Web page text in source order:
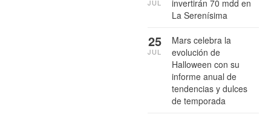
invertirán 70 mdd en
La Serenísima
JUL
Mars celebra la
evolución de
Halloween con su
informe anual de
tendencias y dulces
de temporada
25
JUL